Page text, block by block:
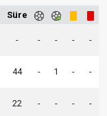
Süre
- - - - -
44 - 1 - -
22 - - - -